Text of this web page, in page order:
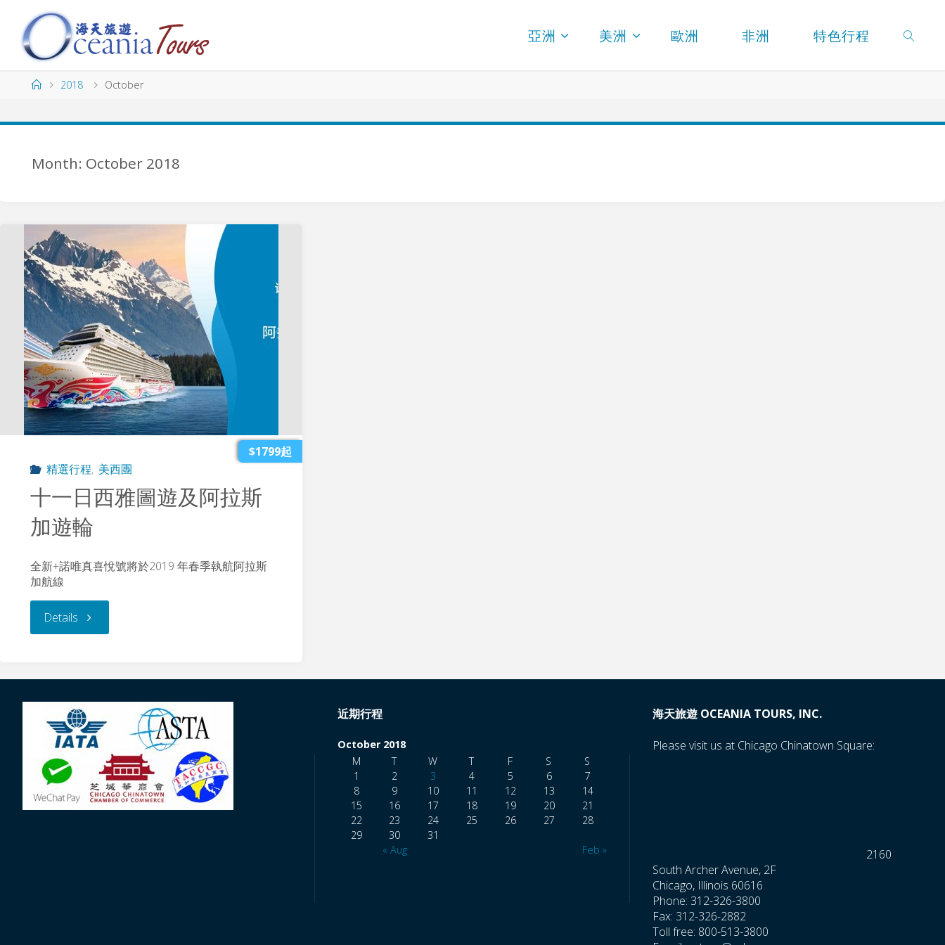
content
O
UR
S
亞洲 美洲 歐洲 非洲 特色行程
Home2018 October
Month: October 2018
$1799起
精選行程, 美西團
十一日西雅圖遊及阿拉斯
加遊輪
全新+諾唯真喜悅號將於2019 年春季執航阿拉斯
加航線
Details "十
日
西
雅
近期行程
October 2018
M
T W T F S S
« Aug Feb »
1 2 3 4 5 6
7
8
9 10 11 12 13
14
15
16 17 18 19 20
21
22
23 24 25 26 27
28
29
30 31
海天旅遊 OCEANIA TOURS, INC.
Please visit us at Chicago Chinatown Square:
2160
South Archer Avenue, 2F
Chicago, Illinois 60616
Phone: 312-326-3800
Fax: 312-326-2882
Toll free: 800-513-3800